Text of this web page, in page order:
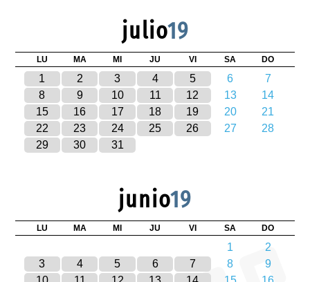
julio19
LU MA MI JU VI SA DO
1 2 3 4 5 6
7
8
9 10 11 12 13
14
15
16 17 18 19 20
21
22
23 24 25 26 27
28
29
30 31
junio19
LU MA MI JU VI SA DO
1
2
3
4 5 6 7 8
9